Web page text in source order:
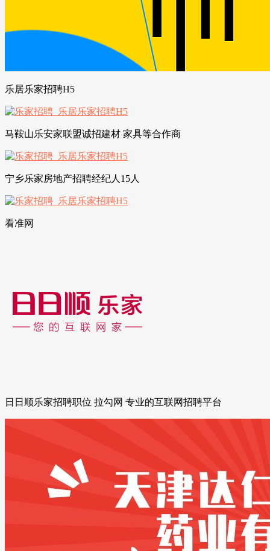
乐居乐家招聘H5
马鞍山乐安家联盟诚招建材 家具等合作商
宁乡乐家房地产招聘经纪人15人
看准网
日日顺乐家招聘职位 拉勾网 专业的互联网招聘平台